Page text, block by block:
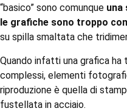
“basico” sono comunque una
le grafiche sono troppo
su spilla smaltata che
Quando infatti una grafica
complessi, elementi
riproduzione è quella di
fustellata in acciaio.